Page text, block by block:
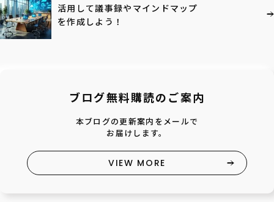
活用して議事録やマインドマップ
を作成しよう！
ブログ無料購読のご案内
本ブログの更新案内をメールで
お届けします。
VIEW MORE